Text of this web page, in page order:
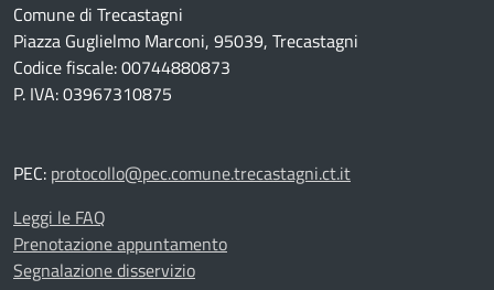
Comune di Trecastagni
Piazza Guglielmo Marconi, 95039, Trecastagni
Codice fiscale: 00744880873
P. IVA: 03967310875
PEC: protocollo@pec.comune.trecastagni.ct.it
Leggi le FAQ
Prenotazione appuntamento
Segnalazione disservizio